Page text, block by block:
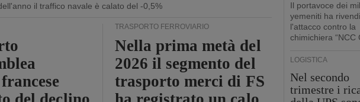
il traffico navale è calato del -0,5%
TRASPORTO FERROVIARIO
Nella prima metà del
2026 il segmento del
trasporto merci di FS
Il portavoce dei
yemeniti ha
l'attacco contro la
chimichiera “NCC
LOGISTICA
Nel secondo
trimestre i